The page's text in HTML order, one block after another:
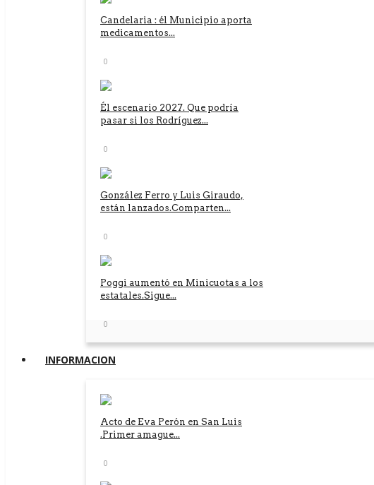
Candelaria : él Municipio aporta
medicamentos...
0
Él escenario 2027. Que podría
pasar si los Rodríguez...
0
González Ferro y Luis Giraudo,
están lanzados.Comparten...
0
Poggi aumentó en Minicuotas a los
estatales.Sigue...
0
INFORMACION
Acto de Eva Perón en San Luis
.Primer amague...
0